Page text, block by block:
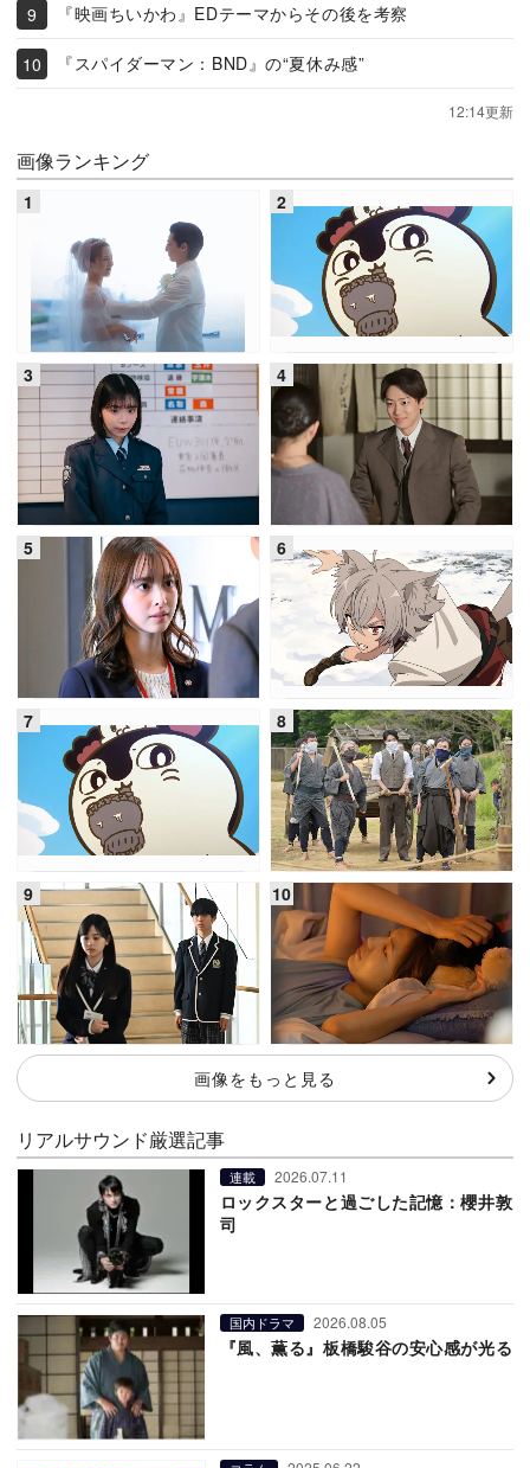
『映画ちいかわ』EDテーマからその後を考察
『スパイダーマン：BND』の“夏休み感”
12:14更新
画像ランキング
画像をもっと見る
リアルサウンド厳選記事
連載 2026.07.11
ロックスターと過ごした記憶：櫻井敦
司
国内ドラマ 2026.08.05
『風、薫る』板橋駿谷の安心感が光る